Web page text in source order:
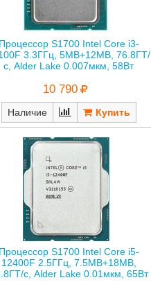
Процессор S1700 Intel Core i3-
3.3ГГц, 5MB+12MB, 76.8ГТ/
с, Alder Lake 0.007мкм, 58Вт
10 790
Наличие
Процессор S1700 Intel Core i5-
12400F 2.5ГГц, 7.5MB+18MB,
с, Alder Lake 0.01мкм, 65Вт